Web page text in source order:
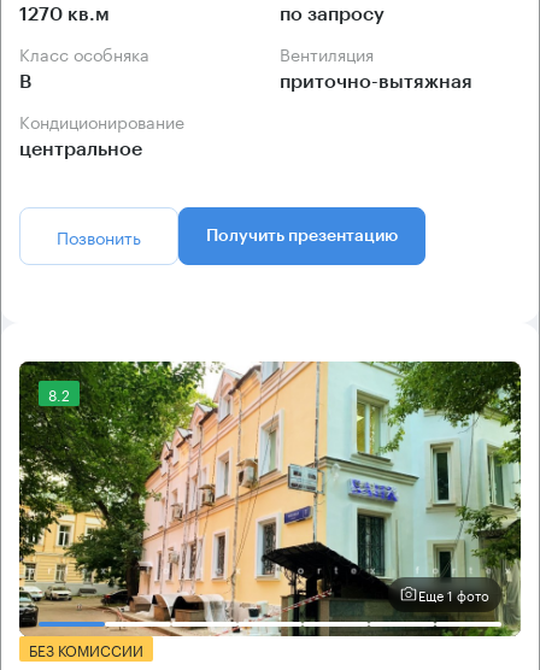
1270 кв.м по запросу
Класс особняка
B
Вентиляция
приточно-вытяжная
Кондиционирование
центральное
Позвонить Получить презентацию
8.2
Еще 1 фото
БЕЗ КОМИССИИ